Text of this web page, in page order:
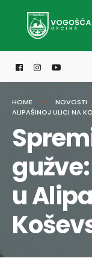
HOME NOVOSTI
ALIPAŠINOJ ULICI NA
u
for: